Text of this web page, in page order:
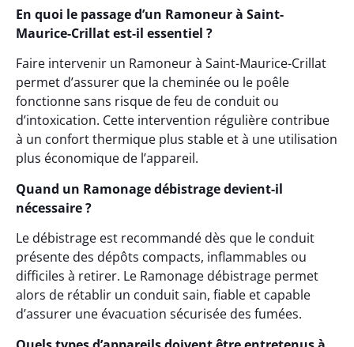
En quoi le passage d’un Ramoneur à Saint-
Maurice-Crillat est-il essentiel ?
Faire intervenir un Ramoneur à Saint-Maurice-Crillat
permet d’assurer que la cheminée ou le poêle
fonctionne sans risque de feu de conduit ou
d’intoxication. Cette intervention régulière contribue
à un confort thermique plus stable et à une utilisation
plus économique de l’appareil.
Quand un Ramonage débistrage devient-il
nécessaire ?
Le débistrage est recommandé dès que le conduit
présente des dépôts compacts, inflammables ou
difficiles à retirer. Le Ramonage débistrage permet
alors de rétablir un conduit sain, fiable et capable
d’assurer une évacuation sécurisée des fumées.